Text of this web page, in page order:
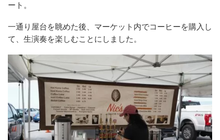
ート。
一通り屋台を眺めた後、マーケット内でコーヒーを購入し
て、生演奏を楽しむことにしました。